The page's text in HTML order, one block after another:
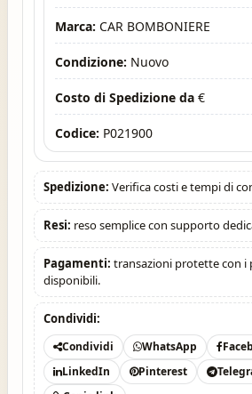
Marca: CAR BOMBONIERE
Condizione: Nuovo
Costo di Spedizione da €
Codice: P021900
Spedizione: Verifica costi e tempi di
Resi: reso semplice con supporto
Pagamenti: transazioni protette con i
disponibili.
Condividi:
Condividi WhatsApp
LinkedIn
Pinterest